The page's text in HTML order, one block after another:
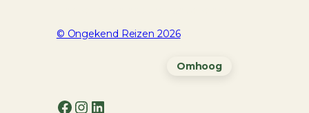
© Ongekend Reizen 2026
Omhoog
Facebook Instagram LinkedIn